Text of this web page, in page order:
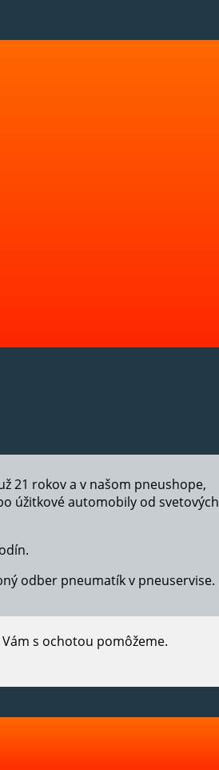
21 rokov a v našom pneushope,
úžitkové automobily od svetových
odber pneumatík v pneuservise.
s ochotou pomôžeme.